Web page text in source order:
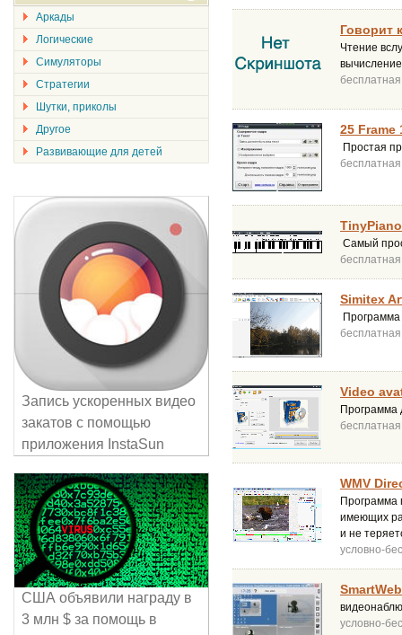
Говорит
Чтение
бесплатная
25 Frame
Простая
бесплатная
Самый
бесплатная
Simitex
бесплатная
Video
Программа
бесплатная
WMV
Программа
имеющих
и не
условно-
условно-
Аркады
Логические
Симуляторы
Стратегии
Шутки, приколы
Другое
Развивающие для детей
Запись ускоренных видео
закатов с помощью
приложения InstaSun
США объявили награду в
3 млн $ за помощь в